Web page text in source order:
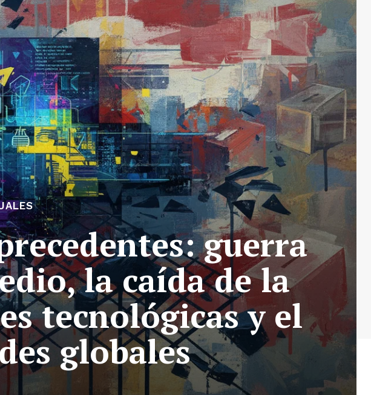
guerra
la caída de la
tecnológicas y el
globales